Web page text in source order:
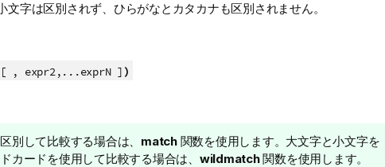
文字は区別されず、ひらがなとカタカナも区別されません。
, expr2,...exprN ] )
別して比較する場合は、 match関数を使用します。大文字と小文字を
カードを使用して比較する場合は、 wildmatch関数を使用します。